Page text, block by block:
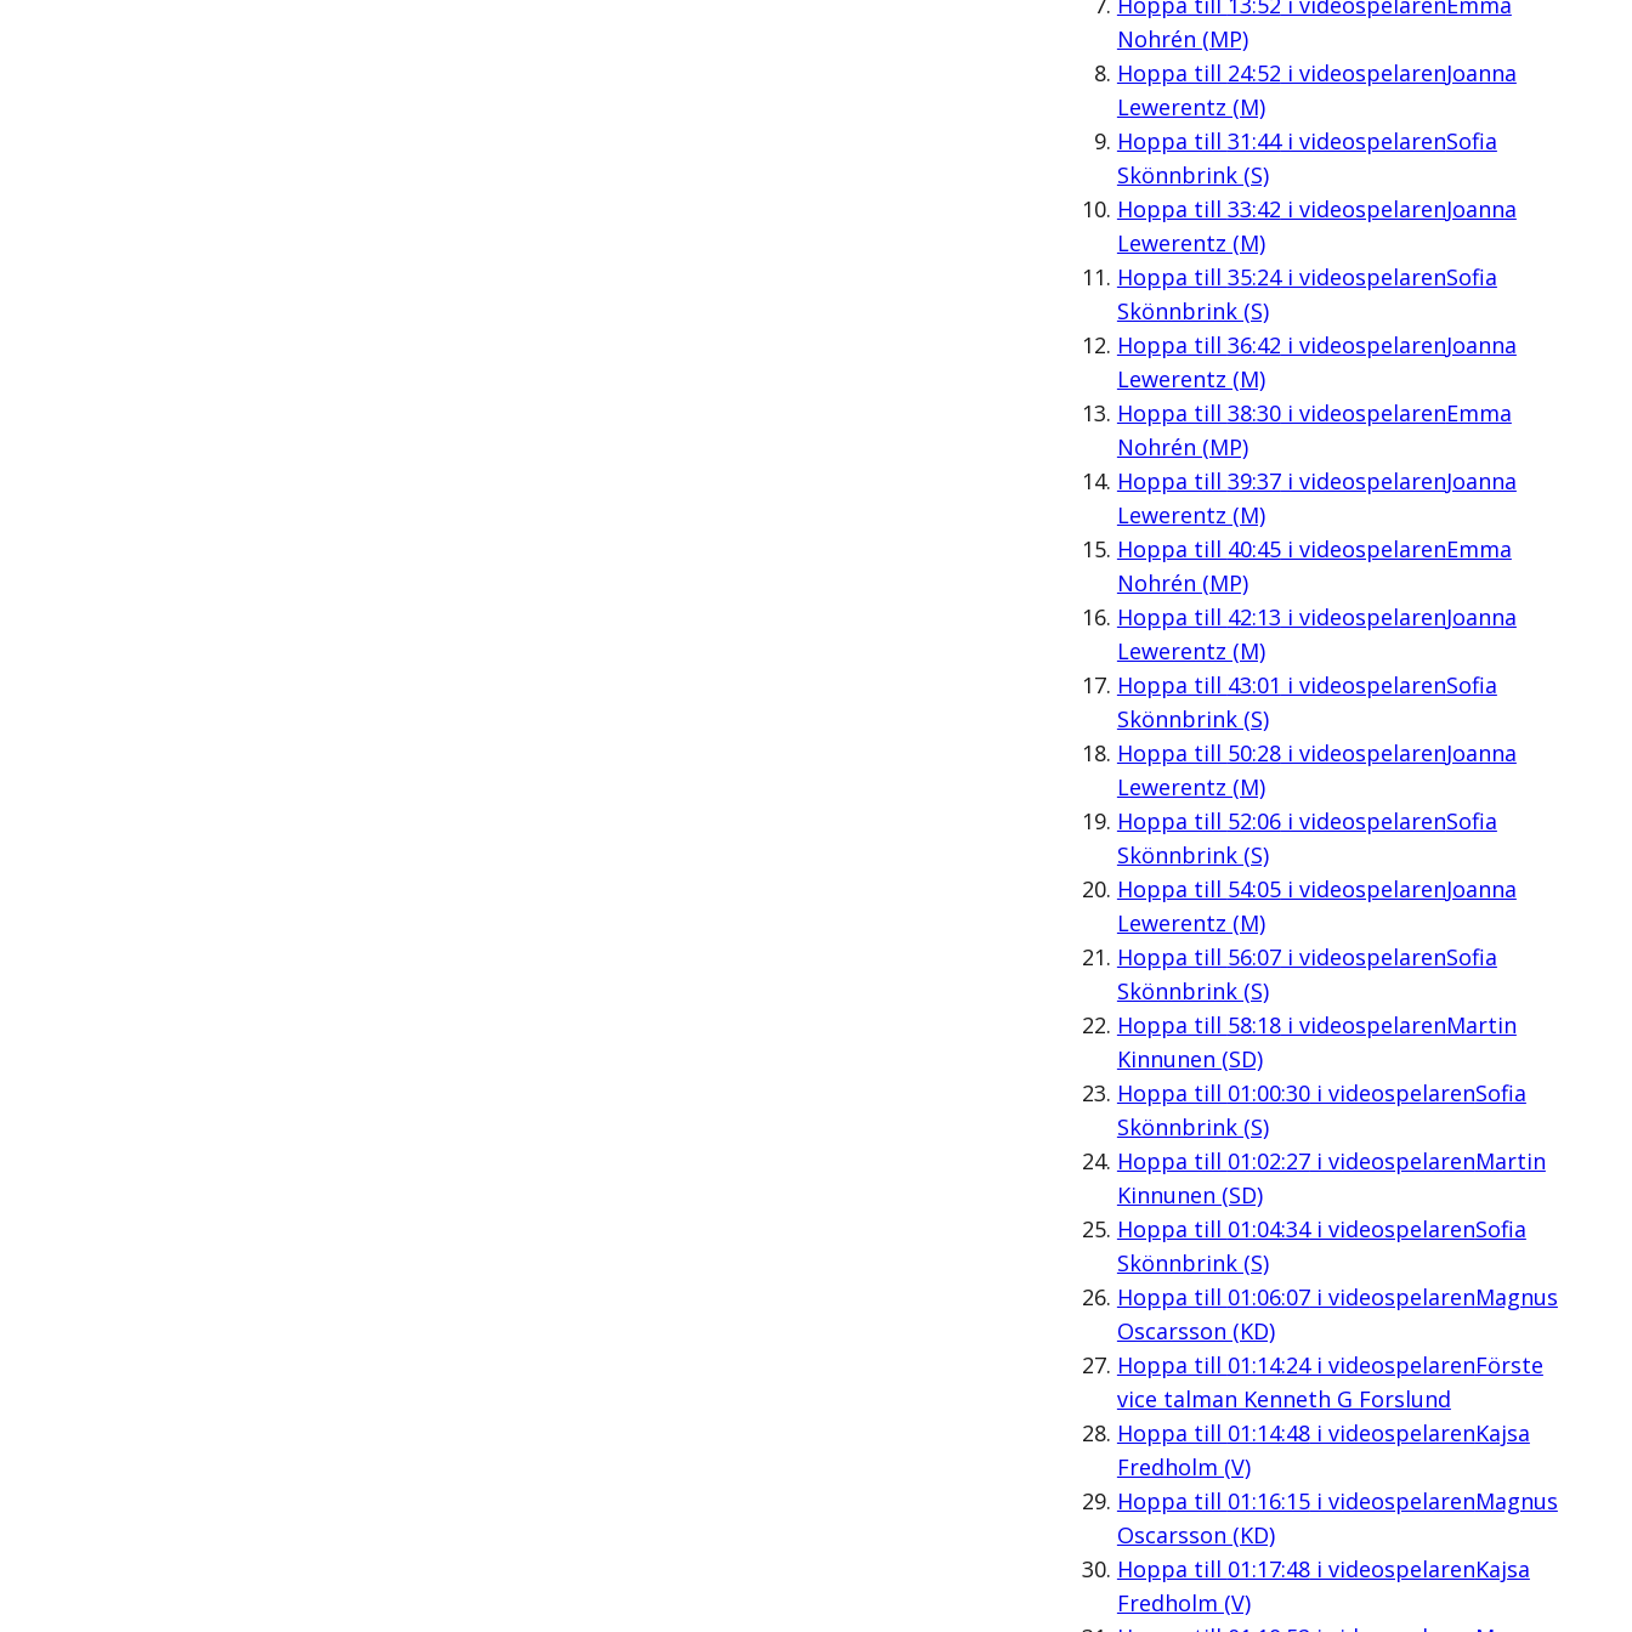
Nohrén (MP)
Hoppa till 24:52 i videospelarenJoanna
Lewerentz (M)
Hoppa till 31:44i videospelarenSofia
Skönnbrink (S)
Hoppa till 33:42 i videospelarenJoanna
Lewerentz (M)
Hoppa till 35:24i videospelarenSofia
Skönnbrink (S)
Hoppa till 36:42 i videospelarenJoanna
Lewerentz (M)
Hoppa till 38:30i videospelarenEmma
Nohrén (MP)
Hoppa till 39:37i videospelarenJoanna
Lewerentz (M)
Hoppa till 40:45i videospelarenEmma
Nohrén (MP)
Hoppa till 42:13 i videospelarenJoanna
Lewerentz (M)
Hoppa till 43:01 i videospelarenSofia
Skönnbrink (S)
Hoppa till 50:28i videospelarenJoanna
Lewerentz (M)
Hoppa till 52:06i videospelarenSofia
Skönnbrink (S)
Hoppa till 54:05i videospelarenJoanna
Lewerentz (M)
Hoppa till 56:07i videospelarenSofia
Skönnbrink (S)
Hoppa till 58:18i videospelarenMartin
Kinnunen (SD)
Hoppa till 01:00:30i videospelarenSofia
Skönnbrink (S)
Hoppa till 01:02:27i videospelarenMartin
Kinnunen (SD)
Hoppa till 01:04:34i videospelarenSofia
Skönnbrink (S)
Hoppa till 01:06:07i videospelarenMagnus
Oscarsson (KD)
Hoppa till 01:14:24i videospelarenFörste
vice talman Kenneth G Forslund
Hoppa till 01:14:48i videospelarenKajsa
Fredholm (V)
Hoppa till 01:16:15i videospelarenMagnus
Oscarsson (KD)
Hoppa till 01:17:48i videospelarenKajsa
Fredholm (V)